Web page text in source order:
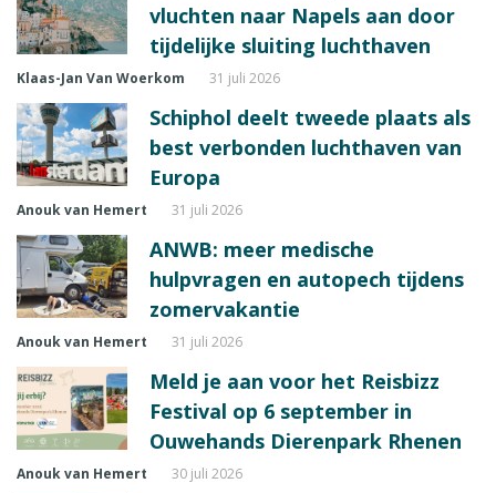
vluchten naar Napels aan door
tijdelijke sluiting luchthaven
Klaas-Jan Van Woerkom 31 juli 2026
Schiphol deelt tweede plaats als
best verbonden luchthaven van
Europa
Anouk van Hemert 31 juli 2026
ANWB: meer medische
hulpvragen en autopech tijdens
zomervakantie
Anouk van Hemert 31 juli 2026
Meld je aan voor het Reisbizz
Festival op 6 september in
Ouwehands Dierenpark Rhenen
Anouk van Hemert 30 juli 2026